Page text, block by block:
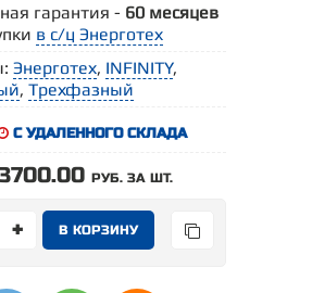
гарантия - 60 месяцев
в с/ц Энерготех
Энерготех, INFINITY,
, Трехфазный
С УДАЛЕННОГО СКЛАДА
РУБ. ЗА ШТ.
+